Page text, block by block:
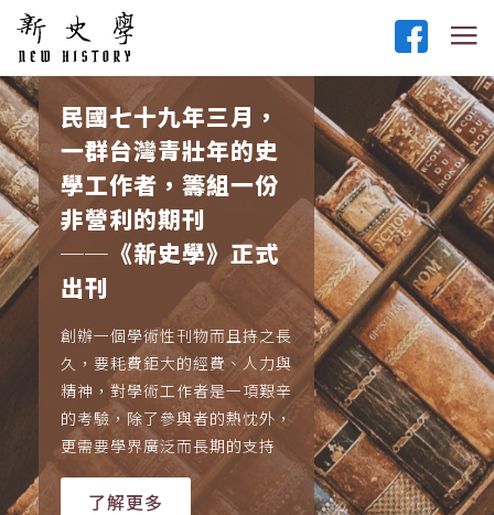
民國七十九年三月，
一群台灣青壯年的史
學工作者，籌組一份
非營利的期刊
──《新史學》正式
出刊
創辦一個學術性刊物而且持之長
久，要耗費鉅大的經費、人力與
精神，對學術工作者是一項艱辛
的考驗，除了參與者的熱忱外，
更需要學界廣泛而長期的支持
了解更多